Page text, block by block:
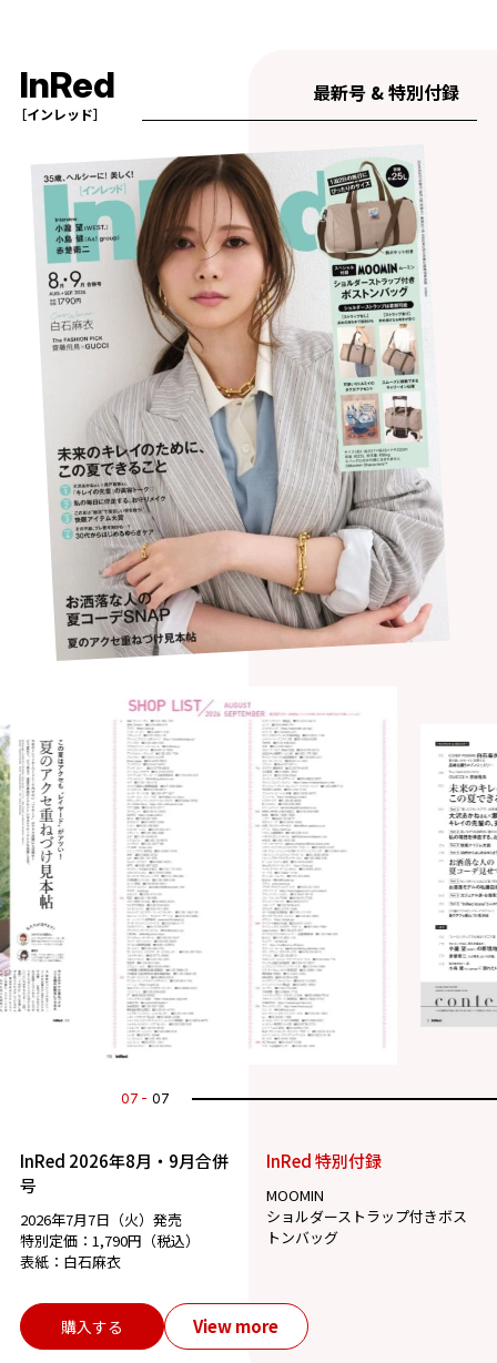
InRed
［インレッド］
最新号 & 特別付録
07 07
InRed 2026年8月・9月合併
号
2026年7月7日（火）発売
特別定価：1,790円（税込）
表紙：白石麻衣
InRed 特別付録
MOOMIN
ショルダーストラップ付きボス
トンバッグ
購入する View more